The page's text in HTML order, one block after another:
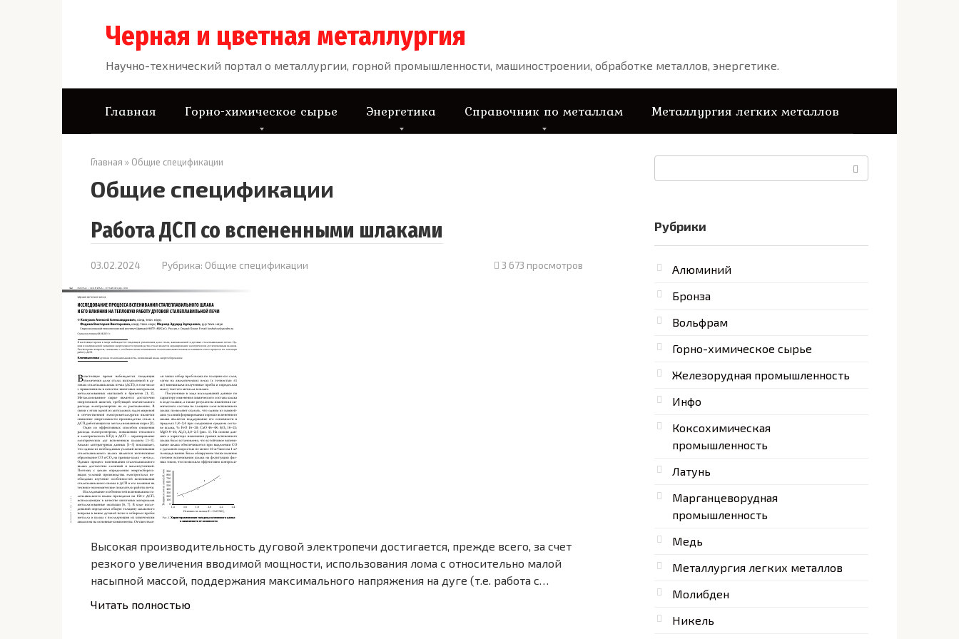
Черная и цветная металлургия
Научно-технический портал о металлургии, горной промышленности, машиностроении, обработке металлов, энергетике.
Главная Горно-химическое сырье Энергетика Справочник по металлам Металлургия легких металлов
Главная » Общие спецификации
Общие спецификации
Работа ДСП со вспененными шлаками
03.02.2024 Рубрика: Общие спецификации 3 673 просмотров
Высокая производительность дуговой электропечи достигается, прежде всего, за счет
резкого увеличения вводимой мощности, использования лома с относительно малой
насыпной массой, поддержания максимального напряжения на дуге (т.е. работа с…
Читать полностью
Рубрики
Алюминий
Бронза
Вольфрам
Горно-химическое сырье
Железорудная промышленность
Инфо
Коксохимическая
промышленность
Латунь
Марганцеворудная
промышленность
Медь
Металлургия легких металлов
Молибден
Никель